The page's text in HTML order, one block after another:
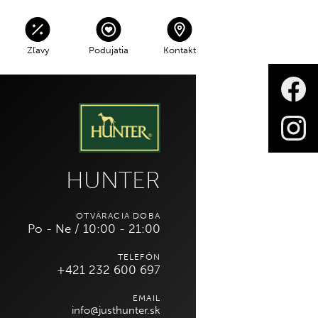
V čase 06:00 - 22:00zdarma
Parkovné mimo prevádzky 3€
každá začatá hodina
otváracích hodín, avšak
Zľavy Podujatia Kontakt
KONTAKTY NA SPRÁVU CENTRA
INFOPULT/INFORMÁCIE
HUNTER
OTVÁRACIA DOBA
Po - Ne / 10:00 - 21:00
TELEFÓN
+421 232 600 697
EMAIL
info@justhunter.sk